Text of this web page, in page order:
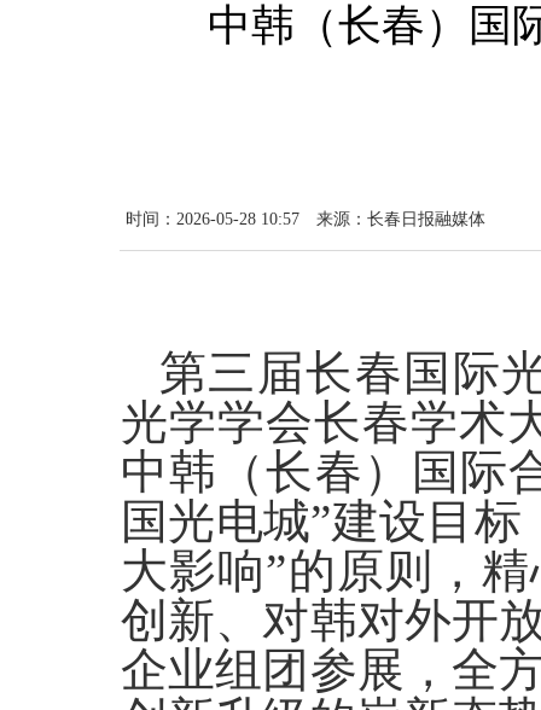
中韩（长春）国
时间：2026-05-28 10:57 来源：长春日报融媒体
第三届长春国际
光学学会长春学术
中韩（长春）国际
国光电城”建设目
大影响”的原则，
创新、对韩对外开
企业组团参展，全